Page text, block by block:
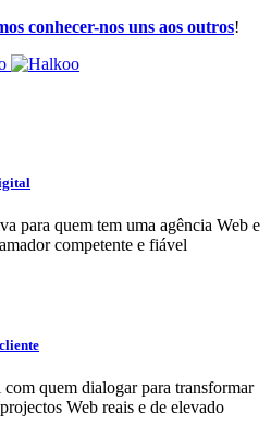
conhecer-nos uns aos outros!
para quem tem uma agência Web e
competente e fiável
quem dialogar para transformar
Web reais e de elevado